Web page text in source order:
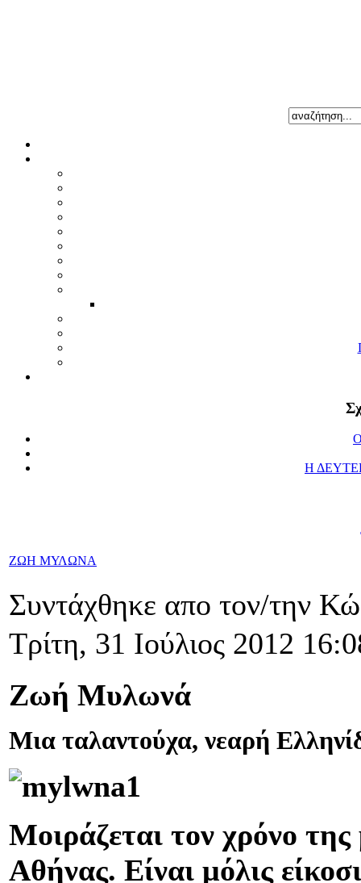
Η
ΖΩΗ ΜΥΛΩΝΑ
Συντάχθηκε απο τον/την
Τρίτη, 31 Ιούλιος 2012
Ζωή Μυλωνά
Μια ταλαντούχα, νεαρή
Μοιράζεται τον χρόνο
Αθήνας. Είναι μόλις